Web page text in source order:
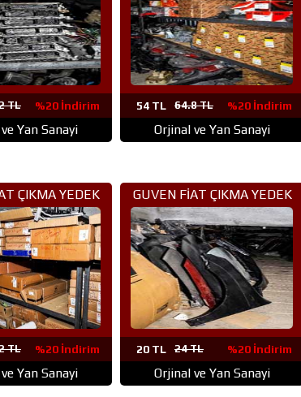
TL %20 İndirim
Yan Sanayi
54 TL 64.8 TL %20 İndirim
Orjinal ve Yan Sanayi
ÇIKMA YEDEK
ANKARA (46)
TL %20 İndirim
Yan Sanayi
GUVEN FİAT ÇIKMA YEDEK
PARÇA ANKARA (45)
20 TL 24 TL %20 İndirim
Orjinal ve Yan Sanayi